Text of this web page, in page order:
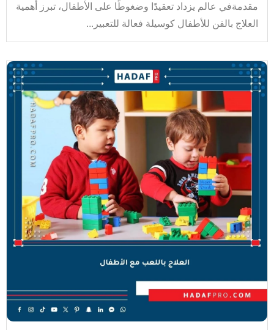
مقدمةفي عالم يزداد تعقيدًا وضغوطًا على الأطفال، تبرز أهمية
العلاج بالفن للأطفال كوسيلة فعالة للتعبير...